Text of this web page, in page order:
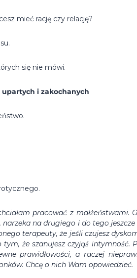
mieć rację czy relację?
się nie mówi.
i zakochanych
pracować z
narzeka na drugiego i do tego
terapeuty, że jeśli czujesz
że szanujesz czyjąś intymność.
prawidłowości, a raczej
Chcę o nich Wam opowiedzieć.